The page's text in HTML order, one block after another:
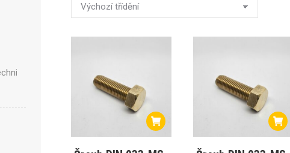
SA-2M válcová pr. 8,0x19mm, stopka 6mm